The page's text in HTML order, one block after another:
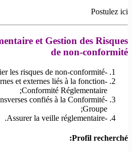
Postulez ici
et Gestion des Risques
de non-conformité
-Recenser et cartographier les risques de non-conformité;
et externes liés à la fonction
Conformité Réglementaire;
confiés à la Conformité
Groupe;
-Assurer la veille réglementaire.
Profil recherché: